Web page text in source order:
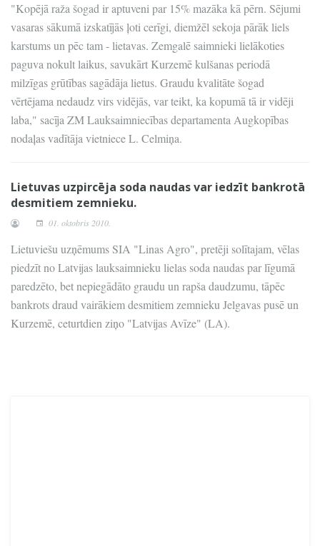
"Kopējā raža šogad ir aptuveni par 15% mazāka kā pērn. Sējumi
vasaras sākumā izskatījās ļoti cerīgi, diemžēl sekoja pārāk liels
karstums un pēc tam - lietavas. Zemgalē saimnieki lielākoties
paguva nokult laikus, savukārt Kurzemē kulšanas periodā
milzīgas grūtības sagādāja lietus. Graudu kvalitāte šogad
vērtējama nedaudz virs vidējās, var teikt, ka kopumā tā ir vidēji
laba," sacīja ZM Lauksaimniecības departamenta Augkopības
nodaļas vadītāja vietniece L. Celmiņa.
Lietuvas uzpircēja soda naudas var iedzīt bankrotā
desmitiem zemnieku.
01. oktobris 2010.
Lietuviešu uzņēmums SIA "Linas Agro", pretēji solītajam, vēlas
piedzīt no Latvijas lauksaimnieku lielas soda naudas par līgumā
paredzēto, bet nepiegādāto graudu un rapša daudzumu, tāpēc
bankrots draud vairākiem desmitiem zemnieku Jelgavas pusē un
Kurzemē, ceturtdien ziņo "Latvijas Avīze" (LA).